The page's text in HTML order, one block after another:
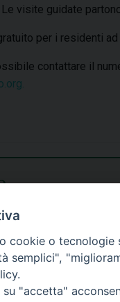
visite guidate
per i residenti
contattare il
Apertura al pubblico
- venerdì
08.30 - 12.30
cookie o tecnologie
semplici",
su "accetta"